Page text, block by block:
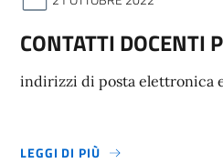
CONTATTI DOCENTI
indirizzi di posta elettronica
LEGGI DI PIÙ